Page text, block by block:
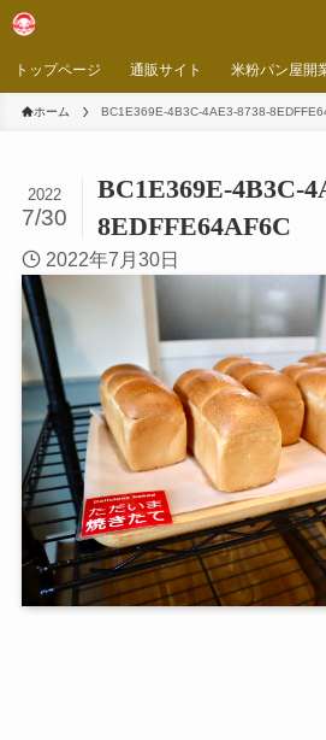
トップページ 通販サイト 米粉パン屋開
ホーム BC1E369E-4B3C-4AE3-8738-
BC1E369E-4B3C-
8EDFFE64AF6C
2022
7/30
2022年7月30日